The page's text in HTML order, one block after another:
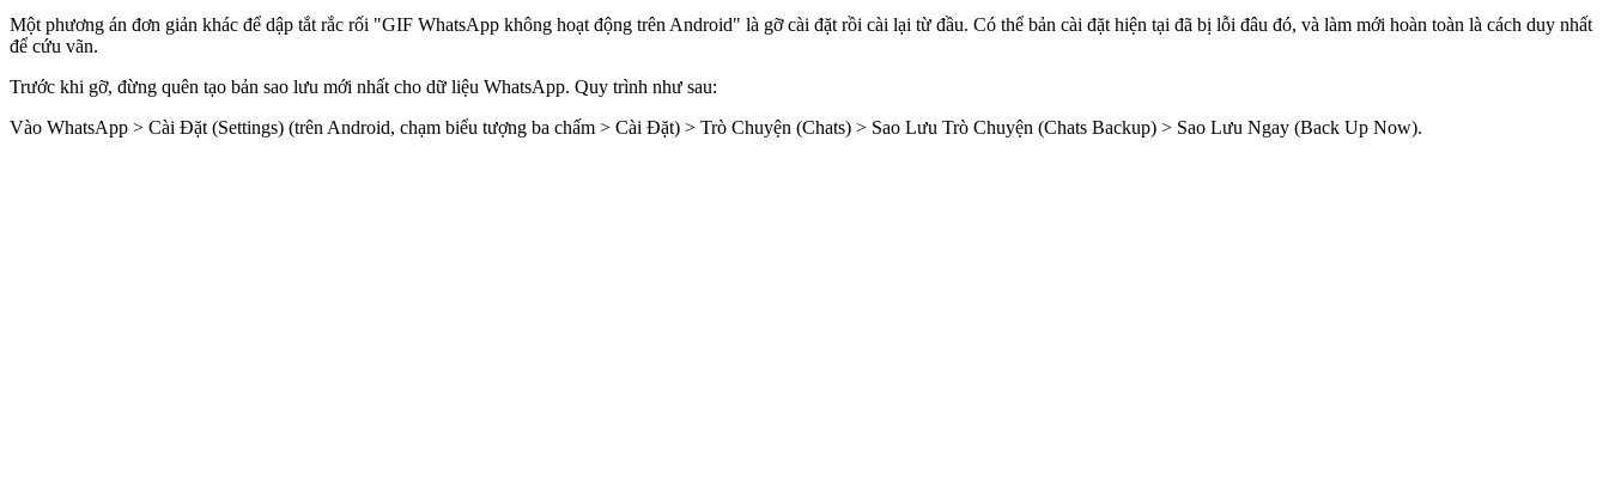
Một phương án đơn giản khác để dập tắt rắc rối "GIF WhatsApp không hoạt động trên Android" là gỡ cài đặt rồi cài lại từ đầu. Có thể bản cài đặt hiện tại đã bị lỗi đâu đó, và làm mới hoàn toàn là cách duy nhất
để cứu vãn.
Trước khi gỡ, đừng quên tạo bản sao lưu mới nhất cho dữ liệu WhatsApp. Quy trình như sau:
Vào WhatsApp > Cài Đặt (Settings) (trên Android, chạm biểu tượng ba chấm > Cài Đặt) > Trò Chuyện (Chats) > Sao Lưu Trò Chuyện (Chats Backup) > Sao Lưu Ngay (Back Up Now).